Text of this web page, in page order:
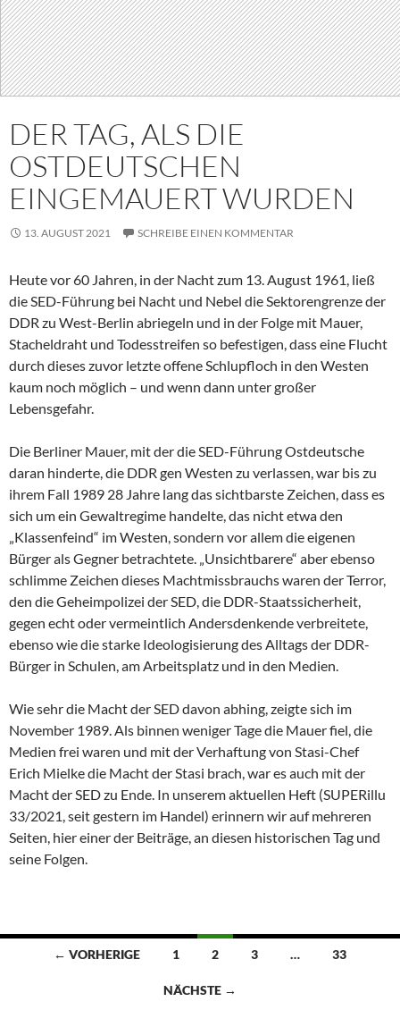
DER TAG, ALS DIE
OSTDEUTSCHEN
EINGEMAUERT WURDEN
13. AUGUST 2021 SCHREIBE EINEN KOMMENTAR
Heute vor 60 Jahren, in der Nacht zum 13. August 1961, ließ
die SED-Führung bei Nacht und Nebel die Sektorengrenze der
DDR zu West-Berlin abriegeln und in der Folge mit Mauer,
Stacheldraht und Todesstreifen so befestigen, dass eine Flucht
durch dieses zuvor letzte offene Schlupfloch in den Westen
kaum noch möglich – und wenn dann unter großer
Lebensgefahr.
Die Berliner Mauer, mit der die SED-Führung Ostdeutsche
daran hinderte, die DDR gen Westen zu verlassen, war bis zu
ihrem Fall 1989 28 Jahre lang das sichtbarste Zeichen, dass es
sich um ein Gewaltregime handelte, das nicht etwa den
„Klassenfeind“ im Westen, sondern vor allem die eigenen
Bürger als Gegner betrachtete. „Unsichtbarere“ aber ebenso
schlimme Zeichen dieses Machtmissbrauchs waren der Terror,
den die Geheimpolizei der SED, die DDR-Staatssicherheit,
gegen echt oder vermeintlich Andersdenkende verbreitete,
ebenso wie die starke Ideologisierung des Alltags der DDR-
Bürger in Schulen, am Arbeitsplatz und in den Medien.
Wie sehr die Macht der SED davon abhing, zeigte sich im
November 1989. Als binnen weniger Tage die Mauer fiel, die
Medien frei waren und mit der Verhaftung von Stasi-Chef
Erich Mielke die Macht der Stasi brach, war es auch mit der
Macht der SED zu Ende. In unserem aktuellen Heft (SUPERillu
33/2021, seit gestern im Handel) erinnern wir auf mehreren
Seiten, hier einer der Beiträge, an diesen historischen Tag und
seine Folgen.
Beitragsnavigation
← VORHERIGE 1 2 3 … 33
NÄCHSTE →